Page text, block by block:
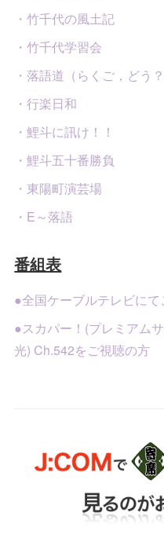
・竹千代の風土記
・竹千代学習会
・落語道（らくご，どう？
・行楽日和
・鯉斗に訊け！！
・鯉斗五十番勝負
・東陽町演芸場
・E～落語
番組表
●全国ケーブルテレビに
●スカパー！(プレミアム
光) Ch.542をご視聴の方